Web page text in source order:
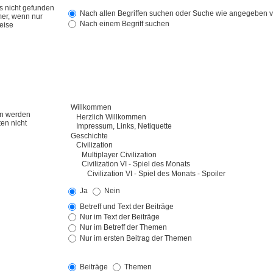
nicht gefunden
wenn nur
Nach allen Begriffen suchen oder Suche wie angegeben
Nach einem Begriff suchen
werden
nicht
Ja
Nein
Betreff und Text der Beiträge
Nur im Text der Beiträge
Nur im Betreff der Themen
Nur im ersten Beitrag der Themen
Beiträge Themen